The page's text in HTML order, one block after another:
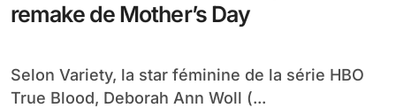
remake de Mother’s Day
Selon Variety, la star féminine de la série HBO
True Blood, Deborah Ann Woll (...